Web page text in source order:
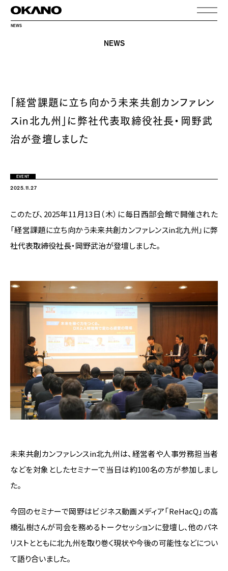
NEWS
NEWS
「経営課題に立ち向かう未来共創カンファレン
スin北九州」に弊社代表取締役社長・岡野武
治が登壇しました
EVENT
2025.11.27
このたび、2025年11月13日（木）に毎日西部会館で開催された
「経営課題に立ち向かう未来共創カンファレンスin北九州」に弊
社代表取締役社長・岡野武治が登壇しました。
未来共創カンファレンスin北九州は、経営者や人事労務担当者
などを対象としたセミナーで当日は約100名の方が参加しまし
た。
今回のセミナーで岡野はビジネス動画メディア「ReHacQ」の高
橋弘樹さんが司会を務めるトークセッションに登壇し、他のパネ
リストとともに北九州を取り巻く現状や今後の可能性などについ
て語り合いました。